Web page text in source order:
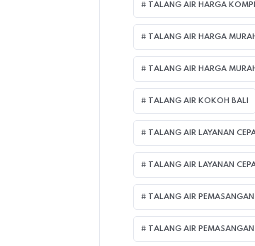
TALANG AIR HARGA
TALANG AIR HARGA
TALANG AIR HARGA
TALANG AIR KOKOH BALI
TALANG AIR LAYANAN
TALANG AIR LAYANAN
TALANG AIR
TALANG AIR PEMASANGAN